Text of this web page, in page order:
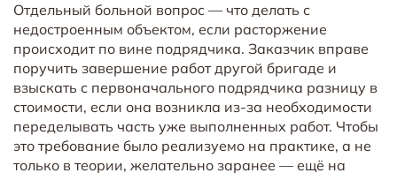
Отдельный больной вопрос — что делать с
недостроенным объектом, если расторжение
происходит по вине подрядчика. Заказчик вправе
поручить завершение работ другой бригаде и
взыскать с первоначального подрядчика разницу в
стоимости, если она возникла из-за необходимости
переделывать часть уже выполненных работ. Чтобы
это требование было реализуемо на практике, а не
только в теории, желательно заранее — ещё на